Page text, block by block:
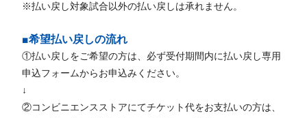
※払い戻し対象試合以外の払い戻しは承れません。
■希望払い戻しの流れ
①払い戻しをご希望の方は、必ず受付期間内に払い戻し専用
申込フォームからお申込みください。
↓
②コンビニエンスストアにてチケット代をお支払いの方は、